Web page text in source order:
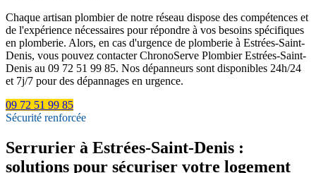
Chaque artisan plombier de notre réseau dispose des compétences et
de l'expérience nécessaires pour répondre à vos besoins spécifiques
en plomberie. Alors, en cas d'urgence de plomberie à Estrées-Saint-
Denis, vous pouvez contacter ChronoServe Plombier Estrées-Saint-
Denis au 09 72 51 99 85. Nos dépanneurs sont disponibles 24h/24
et 7j/7 pour des dépannages en urgence.
09 72 51 99 85
Sécurité renforcée
Serrurier à Estrées-Saint-Denis :
solutions pour sécuriser votre logement